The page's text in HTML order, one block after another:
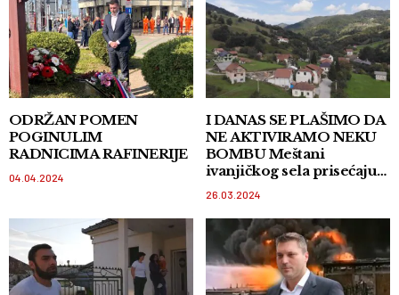
ODRŽAN POMEN
POGINULIM
RADNICIMA RAFINERIJE
04.04.2024
I DANAS SE PLAŠIMO DA
NE AKTIVIRAMO NEKU
BOMBU Meštani
ivanjičkog sela prisećaju
se bombardovanja Vojnog
26.03.2024